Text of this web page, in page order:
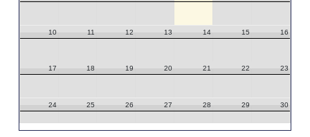
10 11 12 13 14 15 16
17 18 19 20 21 22 23
24 25 26 27 28 29 30